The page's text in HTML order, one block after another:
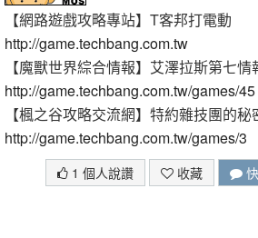
【網路遊戲攻略專站】T客邦打電動
http://game.techbang.com.tw
【魔獸世界綜合情報】艾澤拉斯第七情
http://game.techbang.com.tw/games/45
【楓之谷攻略交流網】特約雜技團的秘
http://game.techbang.com.tw/games/3
1 個人說讚 收藏